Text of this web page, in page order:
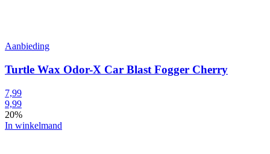
Aanbieding
Turtle Wax Odor-X Car Blast Fogger Cherry
7,99
9,99
20%
In winkelmand